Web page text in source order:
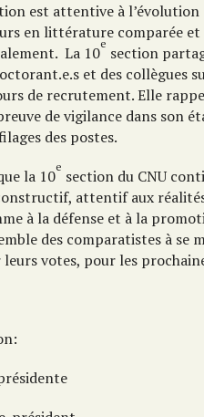
est attentive à l’évolution
en littérature comparée
La 10e section
et des collègues
de recrutement. Elle
de vigilance dans son
des postes.
la 10e section du CNU
attentif aux
à la défense et à la
des comparatistes à se
votes, pour les